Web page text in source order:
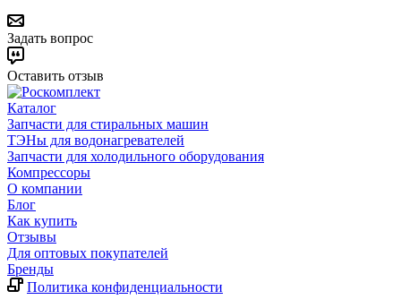
Задать вопрос
Оставить отзыв
Каталог
Запчасти для стиральных машин
ТЭНы для водонагревателей
Запчасти для холодильного оборудования
Компрессоры
О компании
Блог
Как купить
Отзывы
Для оптовых покупателей
Бренды
Политика конфиденциальности